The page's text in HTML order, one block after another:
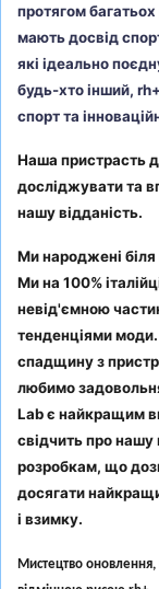
протягом багатьох
мають досвід
які ідеально
будь-хто інший,
спорт та
Наша пристрасть
досліджувати та
нашу відданість.
Ми народжені
Ми на 100%
невід'ємною
тенденціями моди.
спадщину з
любимо
Lab є найкращим
свідчить про нашу
розробкам, що
досягати
і взимку.
Мистецтво